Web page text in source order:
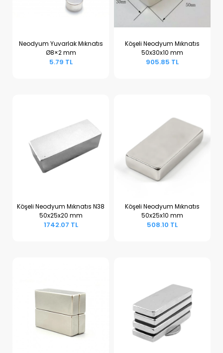
Sepete Ekle
Neodyum Yuvarlak Mıknatıs
Ø8×2 mm
5.79 TL
Sepete Ekle
Köşeli Neodyum Mıknatıs
50x30x10 mm
905.85 TL
Sepete Ekle
Köşeli Neodyum Mıknatıs N38
50x25x20 mm
1742.07 TL
Sepete Ekle
Köşeli Neodyum Mıknatıs
50x25x10 mm
508.10 TL